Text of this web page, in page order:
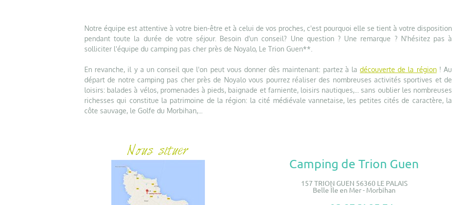
Notre équipe est attentive à votre bien-être et à celui de vos proches, c'est pourquoi elle se tient à votre disposition
pendant toute la durée de votre séjour. Besoin d'un conseil? Une question ? Une remarque ? N'hésitez pas à
solliciter l'équipe du camping pas cher près de Noyalo, Le Trion Guen**.
En revanche, il y a un conseil que l'on peut vous donner dès maintenant: partez à ladécouverte de la région! Au
départ de notre camping pas cher près de Noyalo vous pourrez réaliser des nombreuses activités sportives et de
loisirs: balades à vélos, promenades à pieds, baignade et farniente, loisirs nautiques,... sans oublier les nombreuses
richesses qui constitue la patrimoine de la région: la cité médiévale vannetaise, les petites cités de caractère, la
côte sauvage, le Golfe du Morbihan,...
Camping de Trion Guen
157 TRION GUEN 56360 LE PALAIS
Belle Île en Mer - Morbihan